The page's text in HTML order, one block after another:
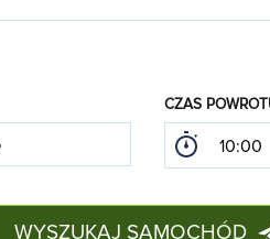
CZAS
WYSZUKAJ SAMOCHÓD